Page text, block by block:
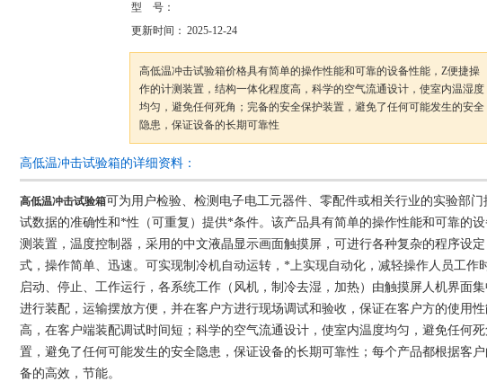
型 号：
更新时间： 2025-12-24
高低温冲击试验箱价格具有简单的操作性能和可靠的设备性能，Z便捷操
作的计测装置，结构一体化程度高，科学的空气流通设计，使室内温湿度
均匀，避免任何死角；完备的安全保护装置，避免了任何可能发生的安全
隐患，保证设备的长期可靠性
高低温冲击试验箱的详细资料：
高低温冲击试验箱可为用户检验、检测电子电工元器件、零配件或相关行业的实验部门
试数据的准确性和*性（可重复）提供*条件。该产品具有简单的操作性能和可靠的
测装置，温度控制器，采用的中文液晶显示画面触摸屏，可进行各种复杂的程序设
式，操作简单、迅速。可实现制冷机自动运转，*上实现自动化，减轻操作人员工作
启动、停止、工作运行，各系统工作（风机，制冷去湿，加热）由触摸屏人机界面
进行装配，运输摆放方便，并在客户方进行现场调试和验收，保证在客户方的使用
高，在客户端装配调试时间短；科学的空气流通设计，使室内温度均匀，避免任何
置，避免了任何可能发生的安全隐患，保证设备的长期可靠性；每个产品都根据客
备的高效，节能。